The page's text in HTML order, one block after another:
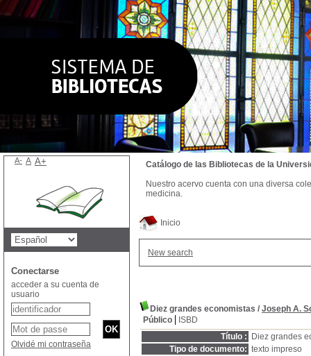
Inicio
New search
Diez grandes economistas / Joseph A.
Público
ISBD
Título :
Diez grandes
Tipo de documento: texto impreso
Catálogo de las Bibliotecas de la
Nuestro acervo cuenta con una diversa
medicina.
A- A A+
Conectarse
acceder a su cuenta de
usuario
Olvidé mi contraseña